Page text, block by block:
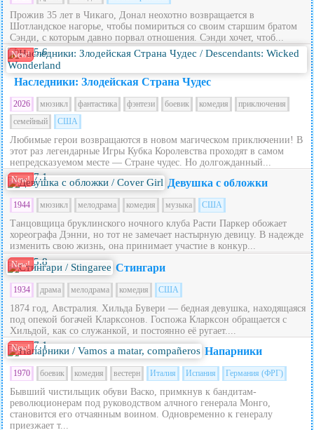
Прожив 35 лет в Чикаго, Донал неохотно возвращается в
Шотландское нагорье, чтобы помириться со своим старшим братом
Сэнди, с которым давно порвал отношения. Сэнди хочет, чтоб...
New! 5.6
Наследники: Злодейская Страна Чудес
2026 мюзикл фантастика фэнтези боевик комедия
приключения
семейный
США
Любимые герои возвращаются в новом магическом приключении! В
этот раз легендарные Игры Кубка Королевства проходят в самом
непредсказуемом месте — Стране чудес. Но долгожданный...
New! 7.1 Девушка с обложки
1944 мюзикл мелодрама комедия музыка США
Танцовщица бруклинского ночного клуба Расти Паркер обожает
хореографа Дэнни, но тот не замечает настырную девицу. В надежде
изменить свою жизнь, она принимает участие в конкур...
New! 5.8 Стингари
1934 драма мелодрама комедия США
1874 год, Австралия. Хильда Бувери — бедная девушка, находящаяся
под опекой богачей Кларксонов. Госпожа Кларксон обращается с
Хильдой, как со служанкой, и постоянно её ругает....
New! 7.1 Напарники
1970 боевик комедия вестерн Италия Испания Германия (ФРГ)
Бывший чистильщик обуви Васко, примкнув к бандитам-
революционерам под руководством алчного генерала Монго,
становится его отчаянным воином. Одновременно к генералу
приезжает т...